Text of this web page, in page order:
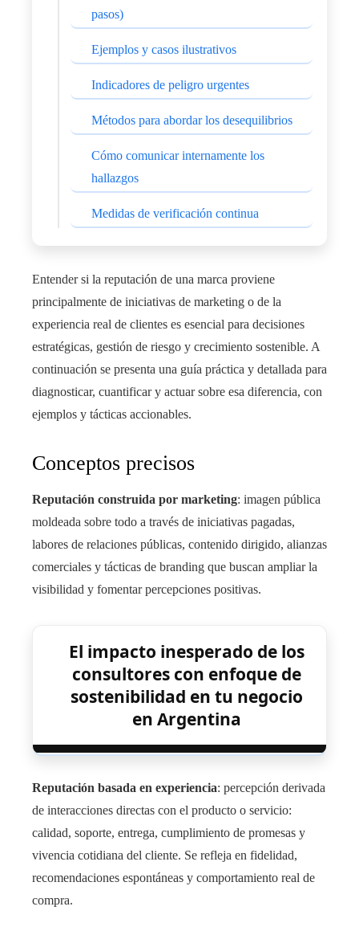
pasos)
Ejemplos y casos ilustrativos
Indicadores de peligro urgentes
Métodos para abordar los desequilibrios
Cómo comunicar internamente los
hallazgos
Medidas de verificación continua
Entender si la reputación de una marca proviene
principalmente de iniciativas de marketing o de la
experiencia real de clientes es esencial para decisiones
estratégicas, gestión de riesgo y crecimiento sostenible. A
continuación se presenta una guía práctica y detallada para
diagnosticar, cuantificar y actuar sobre esa diferencia, con
ejemplos y tácticas accionables.
Conceptos precisos
Reputación construida por marketing: imagen pública
moldeada sobre todo a través de iniciativas pagadas,
labores de relaciones públicas, contenido dirigido, alianzas
comerciales y tácticas de branding que buscan ampliar la
visibilidad y fomentar percepciones positivas.
El impacto inesperado de los
consultores con enfoque de
sostenibilidad en tu negocio
en Argentina
Reputación basada en experiencia: percepción derivada
de interacciones directas con el producto o servicio:
calidad, soporte, entrega, cumplimiento de promesas y
vivencia cotidiana del cliente. Se refleja en fidelidad,
recomendaciones espontáneas y comportamiento real de
compra.